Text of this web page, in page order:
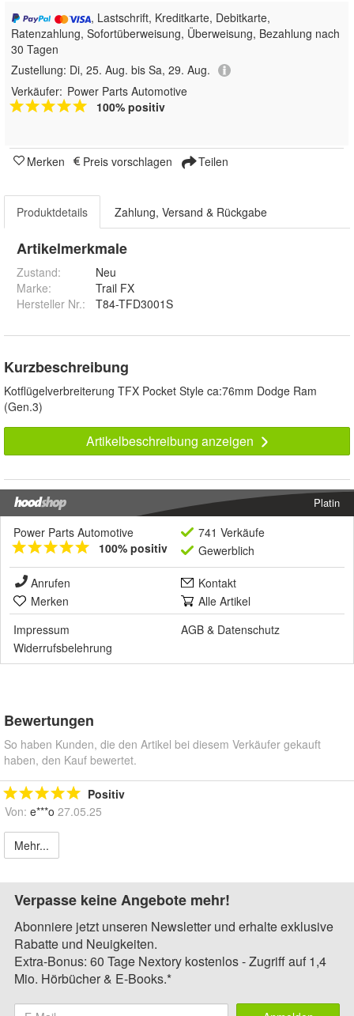
, Lastschrift, Kreditkarte, Debitkarte,
Ratenzahlung, Sofortüberweisung, Überweisung, Bezahlung nach
30 Tagen
Zustellung: Di, 25. Aug. bis Sa, 29. Aug.
Verkäufer: Power Parts Automotive
100% positiv
Merken Preis vorschlagen Teilen
Produktdetails Zahlung, Versand & Rückgabe
Artikelmerkmale
Zustand:
Neu
Marke:
Trail FX
Hersteller Nr.:
T84-TFD3001S
Kurzbeschreibung
Kotflügelverbreiterung TFX Pocket Style ca:76mm Dodge Ram
(Gen.3)
Artikelbeschreibung anzeigen
Platin
Power Parts Automotive
100% positiv
741 Verkäufe
Gewerblich
Anrufen
Kontakt
Merken
Alle Artikel
Impressum
AGB & Datenschutz
Widerrufsbelehrung
Bewertungen
So haben Kunden, die den Artikel bei diesem Verkäufer gekauft
haben, den Kauf bewertet.
Positiv
Von: e***o 27.05.25
Mehr...
Verpasse keine Angebote mehr!
Abonniere jetzt unseren Newsletter und erhalte exklusive
Rabatte und Neuigkeiten.
Extra-Bonus: 60 Tage Nextory kostenlos - Zugriff auf 1,4
Mio. Hörbücher & E-Books.*